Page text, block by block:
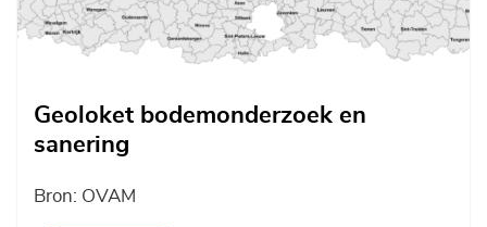
Geoloket bodemonderzoek en
sanering
Bron: OVAM